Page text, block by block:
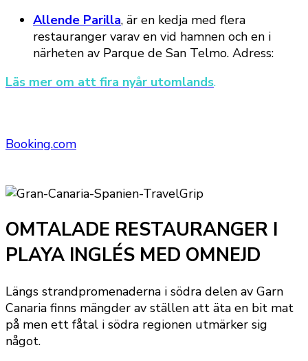
Allende Parilla, är en kedja med flera
restauranger varav en vid hamnen och en i
närheten av Parque de San Telmo. Adress:
Läs mer om att fira nyår utomlands.
Booking.com
OMTALADE RESTAURANGER I
PLAYA INGLÉS MED OMNEJD
Längs strandpromenaderna i södra delen av Garn
Canaria finns mängder av ställen att äta en bit mat
på men ett fåtal i södra regionen utmärker sig
något.